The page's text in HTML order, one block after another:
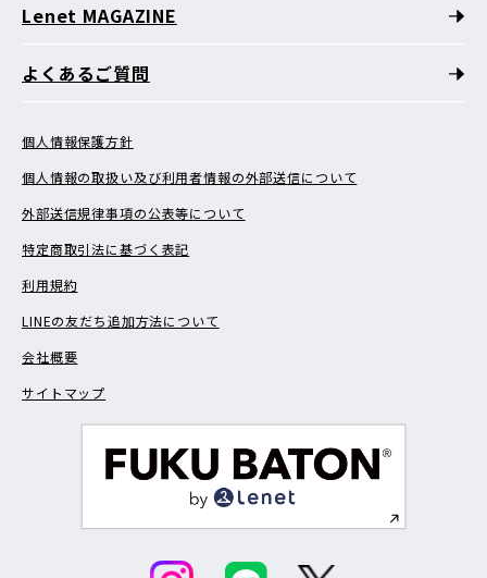
Lenet MAGAZINE
よくあるご質問
個人情報保護方針
個人情報の取扱い及び利用者情報の外部送信について
外部送信規律事項の公表等について
特定商取引法に基づく表記
利用規約
LINEの友だち追加方法について
会社概要
サイトマップ